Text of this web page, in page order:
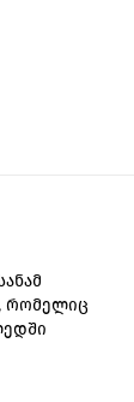
რომელიც